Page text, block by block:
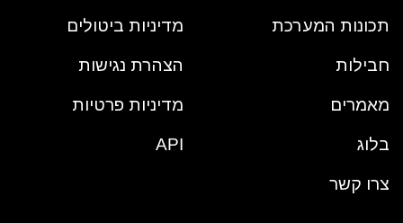
תכונות המערכת
חבילות
מאמרים
בלוג
צרו קשר
מדיניות ביטולים
הצהרת נגישות
מדיניות פרטיות
API